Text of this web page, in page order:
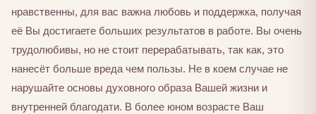
нравственны, для вас важна любовь и поддержка, получая
её Вы достигаете больших результатов в работе. Вы очень
трудолюбивы, но не стоит перерабатывать, так как, это
нанесёт больше вреда чем пользы. Не в коем случае не
нарушайте основы духовного образа Вашей жизни и
внутренней благодати. В более юном возрасте Ваш